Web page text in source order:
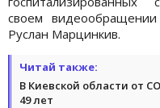
своем
Руслан Марцинкив.
Читай также:
В Киевской области от
49 лет